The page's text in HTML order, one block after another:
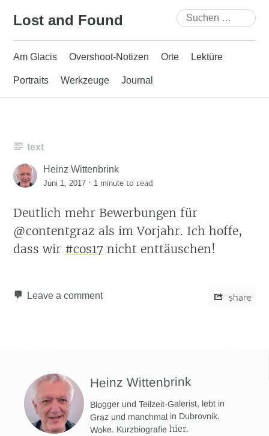
Lost and Found
Suchen
nach:
Am Glacis Overshoot-Notizen Orte Lektüre
Portraits Werkzeuge Journal
text
Heinz Wittenbrink
Juni 1, 2017 · 1 minute to read
Deutlich mehr Bewerbungen für
@contentgraz als im Vorjahr. Ich hoffe,
dass wir #cos17 nicht enttäuschen!
Leave a comment share
Heinz Wittenbrink
Blogger und Teilzeit-Galerist, lebt in
Graz und manchmal in Dubrovnik.
Woke. Kurzbiografiehier.